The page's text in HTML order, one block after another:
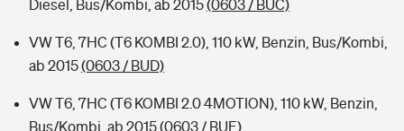
Diesel, Bus/Kombi, ab 2015(0603 / BUC)
VW T6, 7HC (T6 KOMBI 2.0), 110 kW, Benzin, Bus/Kombi,
ab 2015(0603 / BUD)
VW T6, 7HC (T6 KOMBI 2.0 4MOTION), 110 kW, Benzin,
Bus/Kombi, ab 2015(0603 / BUE)